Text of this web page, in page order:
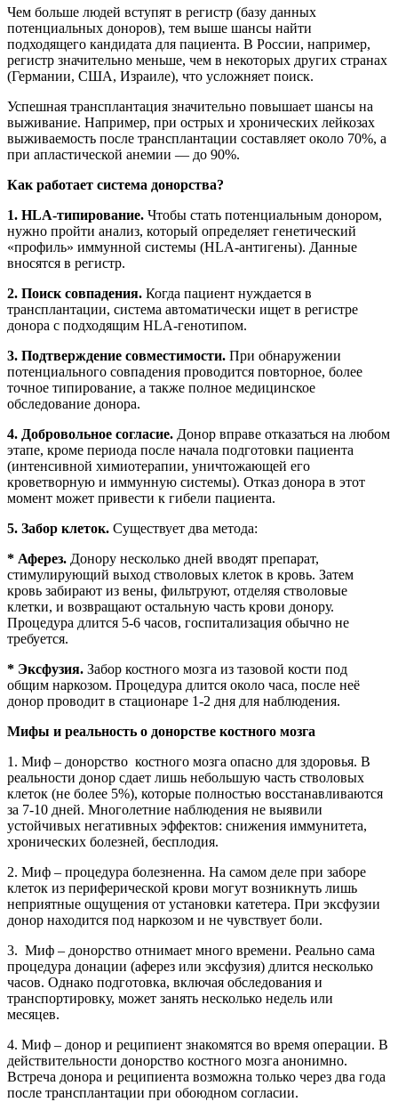
Чем больше людей вступят в регистр (базу данных
потенциальных доноров), тем выше шансы найти
подходящего кандидата для пациента. В России, например,
регистр значительно меньше, чем в некоторых других странах
(Германии, США, Израиле), что усложняет поиск.
Успешная трансплантация значительно повышает шансы на
выживание. Например, при острых и хронических лейкозах
выживаемость после трансплантации составляет около 70%, а
при апластической анемии — до 90%.
Как работает система донорства?
1. HLA-типирование. Чтобы стать потенциальным донором,
нужно пройти анализ, который определяет генетический
«профиль» иммунной системы (HLA-антигены). Данные
вносятся в регистр.
2. Поиск совпадения. Когда пациент нуждается в
трансплантации, система автоматически ищет в регистре
донора с подходящим HLA-генотипом.
3. Подтверждение совместимости. При обнаружении
потенциального совпадения проводится повторное, более
точное типирование, а также полное медицинское
обследование донора.
4. Добровольное согласие. Донор вправе отказаться на любом
этапе, кроме периода после начала подготовки пациента
(интенсивной химиотерапии, уничтожающей его
кроветворную и иммунную системы). Отказ донора в этот
момент может привести к гибели пациента.
5. Забор клеток. Существует два метода:
* Аферез. Донору несколько дней вводят препарат,
стимулирующий выход стволовых клеток в кровь. Затем
кровь забирают из вены, фильтруют, отделяя стволовые
клетки, и возвращают остальную часть крови донору.
Процедура длится 5-6 часов, госпитализация обычно не
требуется.
* Эксфузия. Забор костного мозга из тазовой кости под
общим наркозом. Процедура длится около часа, после неё
донор проводит в стационаре 1-2 дня для наблюдения.
Мифы и реальность о донорстве костного мозга
1. Миф – донорство костного мозга опасно для здоровья. В
реальности донор сдает лишь небольшую часть стволовых
клеток (не более 5%), которые полностью восстанавливаются
за 7-10 дней. Многолетние наблюдения не выявили
устойчивых негативных эффектов: снижения иммунитета,
хронических болезней, бесплодия.
2. Миф – процедура болезненна. На самом деле при заборе
клеток из периферической крови могут возникнуть лишь
неприятные ощущения от установки катетера. При эксфузии
донор находится под наркозом и не чувствует боли.
3. Миф – донорство отнимает много времени. Реально сама
процедура донации (аферез или эксфузия) длится несколько
часов. Однако подготовка, включая обследования и
транспортировку, может занять несколько недель или
месяцев.
4. Миф – донор и реципиент знакомятся во время операции. В
действительности донорство костного мозга анонимно.
Встреча донора и реципиента возможна только через два года
после трансплантации при обоюдном согласии.